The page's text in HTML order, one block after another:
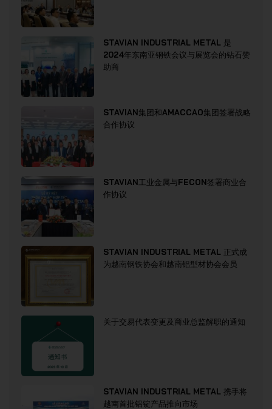
STAVIAN INDUSTRIAL METAL 是
2024年东南亚钢铁会议与展览会的钻石赞
助商
STAVIAN集团和AMACCAO集团签署战略
合作协议
STAVIAN工业金属与FECON签署商业合
作协议
STAVIAN INDUSTRIAL METAL 正式成
为越南钢铁协会和越南铝型材协会会员
关于交易代表变更及商业总监解职的通知
STAVIAN INDUSTRIAL METAL 携手将
越南首批铝锭产品推向市场